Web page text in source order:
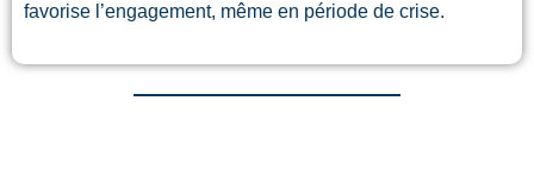
favorise l’engagement, même en période de crise.